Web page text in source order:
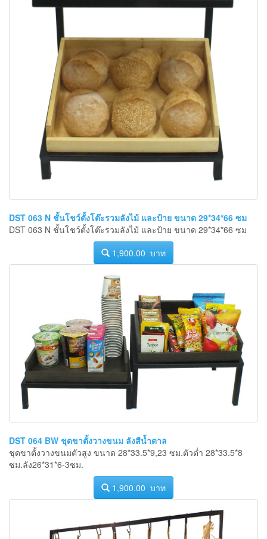
DST 063 N ชั้นโชว์ตั้งโต๊ะรวมลังไม้ และป้าย ขนาด 29*34*66 ซม
DST 063 N ชั้นโชว์ตั้งโต๊ะรวมลังไม้ และป้าย ขนาด 29*34*66 ซม
1,900.00 บาท
DST 064 BW ชุดขาตั้งวางขนม ลังสีน้ำตาล
ชุดขาตั้งวางขนมตัวสูง ขนาด 28*33.5*9,23 ซม.ตัวต่ำ 28*33.5*8
ซม.ลัง26*31*6-3ซม.
1,900.00 บาท